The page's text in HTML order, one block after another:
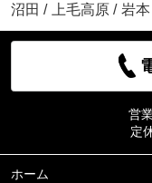
沼田 / 上毛高原 / 岩本
営
定
ホーム